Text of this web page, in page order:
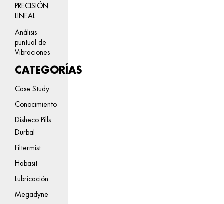
PRECISIÓN
LINEAL
Análisis
puntual de
Vibraciones
CATEGORÍAS
Case Study
Conocimiento
Disheco Pills
Durbal
Filtermist
Habasit
Lubricación
Megadyne